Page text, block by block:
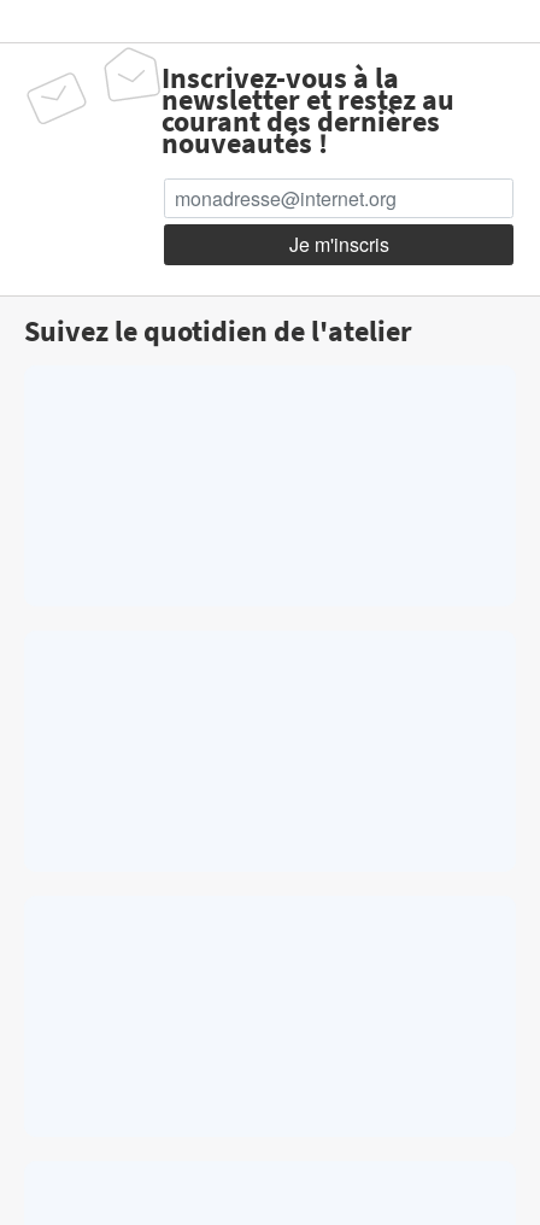
Inscrivez-vous à la
newsletter et restez au
courant des dernières
nouveautés !
Suivez le quotidien de l'atelier